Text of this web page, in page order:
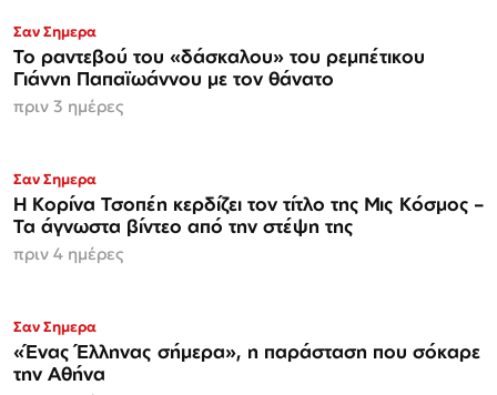
Σαν Σημερα
Το ραντεβού του «δάσκαλου» του ρεμπέτικου
Γιάννη Παπαϊωάννου με τον θάνατο
πριν 3 ημέρες
Σαν Σημερα
Η Κορίνα Τσοπέη κερδίζει τον τίτλο της Μις Κόσμος –
Τα άγνωστα βίντεο από την στέψη της
πριν 4 ημέρες
Σαν Σημερα
«Ένας Έλληνας σήμερα», η παράσταση που σόκαρε
την Αθήνα